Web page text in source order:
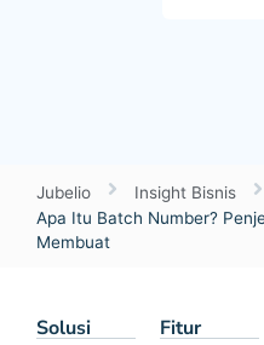
Jubelio
Insight Bisnis
Apa Itu Batch Number?
Membuat
Solusi Fitur